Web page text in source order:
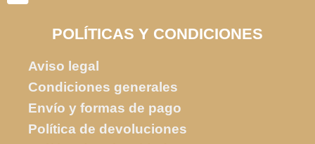
POLÍTICAS Y CONDICIONES
Aviso legal
Condiciones generales
Envío y formas de pago
Política de devoluciones